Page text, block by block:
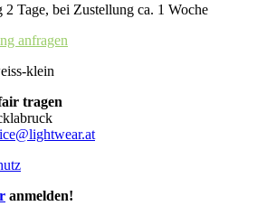
2 Tage, bei Zustellung ca. 1 Woche
anfragen
tragen
anmelden!